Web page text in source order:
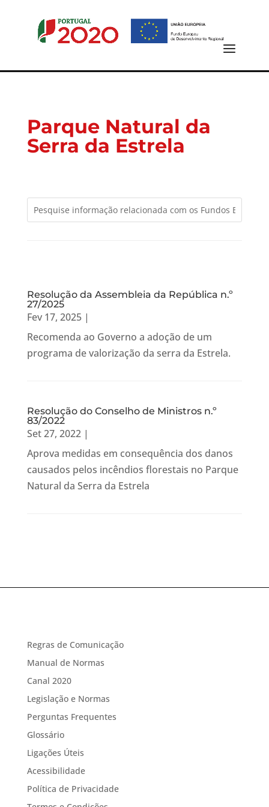
Parque Natural da
Serra da Estrela
Resolução da Assembleia da República n.º
27/2025
Fev 17, 2025|
Recomenda ao Governo a adoção de um
programa de valorização da serra da Estrela.
Resolução do Conselho de Ministros n.º
83/2022
Set 27, 2022|
Aprova medidas em consequência dos danos
causados pelos incêndios florestais no Parque
Natural da Serra da Estrela
Regras de Comunicação
Manual de Normas
Canal 2020
Legislação e Normas
Perguntas Frequentes
Glossário
Ligações Úteis
Acessibilidade
Política de Privacidade